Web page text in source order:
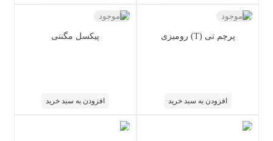
پرچم تی (T) رومیزی
ناموجود
افزودن به سبد خرید
پیکسل مگنتی
ناموجود
افزودن به سبد خرید